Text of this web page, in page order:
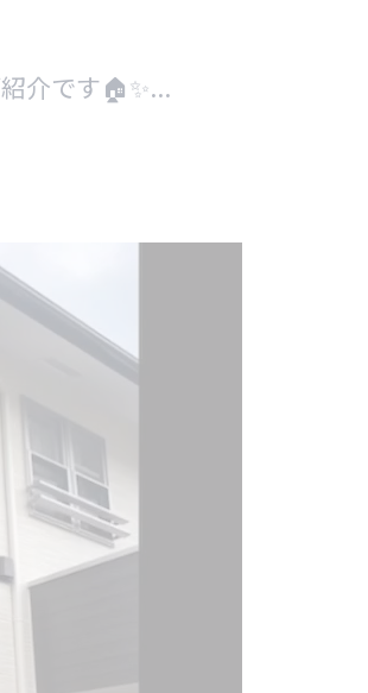
介です🏠✨...